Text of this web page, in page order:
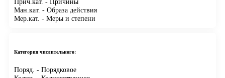
Ман.кат. - Образа действия
Мер.кат. - Меры и степени
Категория числительного:
Поряд. - Порядковое